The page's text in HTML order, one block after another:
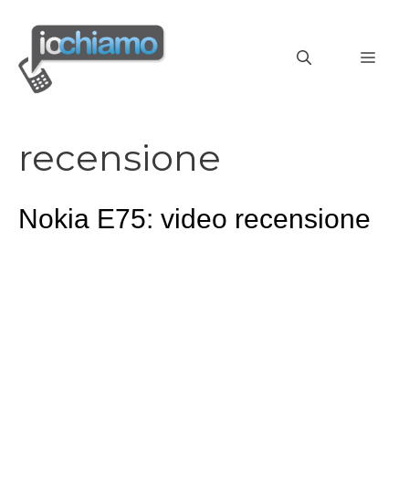
contenuto
recensione
Nokia E75: video recensione